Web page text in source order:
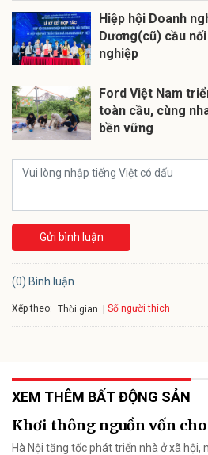
Hiệp hội Doanh
Dương(cũ) cầu
nghiệp
Ford Việt Nam
toàn cầu, cùng
bền vững
Gửi bình luận
(0) Bình luận
Xếp theo: Thời gian Số người thích
XEM THÊM BẤT ĐỘNG SẢN
Khơi thông nguồn vốn
Hà Nội tăng tốc phát triển nhà ở xã hội,